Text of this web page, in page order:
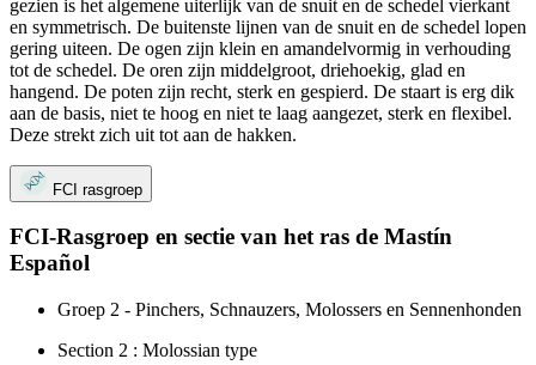
gezien is het algemene uiterlijk van de snuit en de schedel vierkant
en symmetrisch. De buitenste lijnen van de snuit en de schedel lopen
gering uiteen. De ogen zijn klein en amandelvormig in verhouding
tot de schedel. De oren zijn middelgroot, driehoekig, glad en
hangend. De poten zijn recht, sterk en gespierd. De staart is erg dik
aan de basis, niet te hoog en niet te laag aangezet, sterk en flexibel.
Deze strekt zich uit tot aan de hakken.
FCI rasgroep
FCI-Rasgroep en sectie van het ras de Mastín
Español
Groep 2 - Pinchers, Schnauzers, Molossers en Sennenhonden
Section 2 : Molossian type